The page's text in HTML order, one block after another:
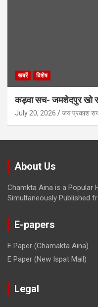
खबरें विशेष
कड़वा सच- जमशेदपुर खो
July 20, 2026 जय प्रकाश
About Us
Chamkta Aina is a Popular
Simultaneously Published
E-papers
E Paper (Chamakta Aina)
E Paper (New Ispat Mail)
Legal